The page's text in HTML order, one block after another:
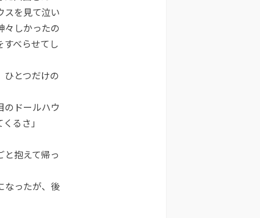
スを見て泣い
々しかったの
すべらせてし
ひとつだけの
のドールハウ
るさ」
抱えて帰っ
なったが、後